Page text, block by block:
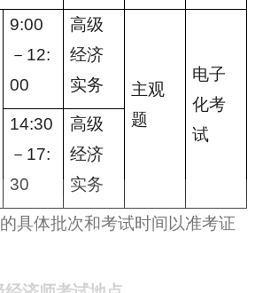
9:00
－12:
00
高级
经济
实务
主观
题
电子
化考
试
14:30
－17:
30
高级
经济
实务
具体批次和考试时间以准考证